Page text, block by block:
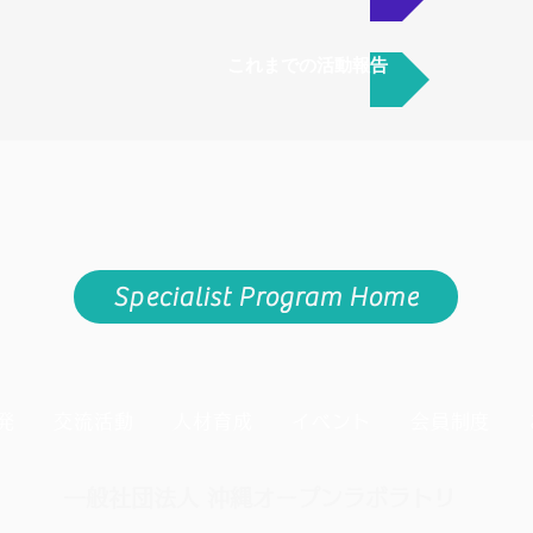
これまでの活動報告
Specialist Program Home